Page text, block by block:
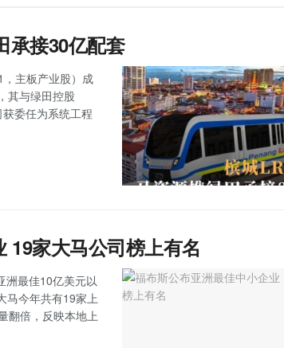
承接30亿配套
主板产业股）成
其与绿田控股
委任为系统工程
19家大马公司榜上有名
洲最佳10亿美元以
马今年共有19家上
翻倍，反映本地上